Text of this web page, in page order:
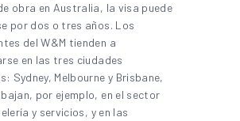
obra en Australia, la visa puede
por dos o tres años. Los
del W&M tienden a
en las tres ciudades
Sydney, Melbourne y Brisbane,
por ejemplo, en el sector
y servicios, y en las